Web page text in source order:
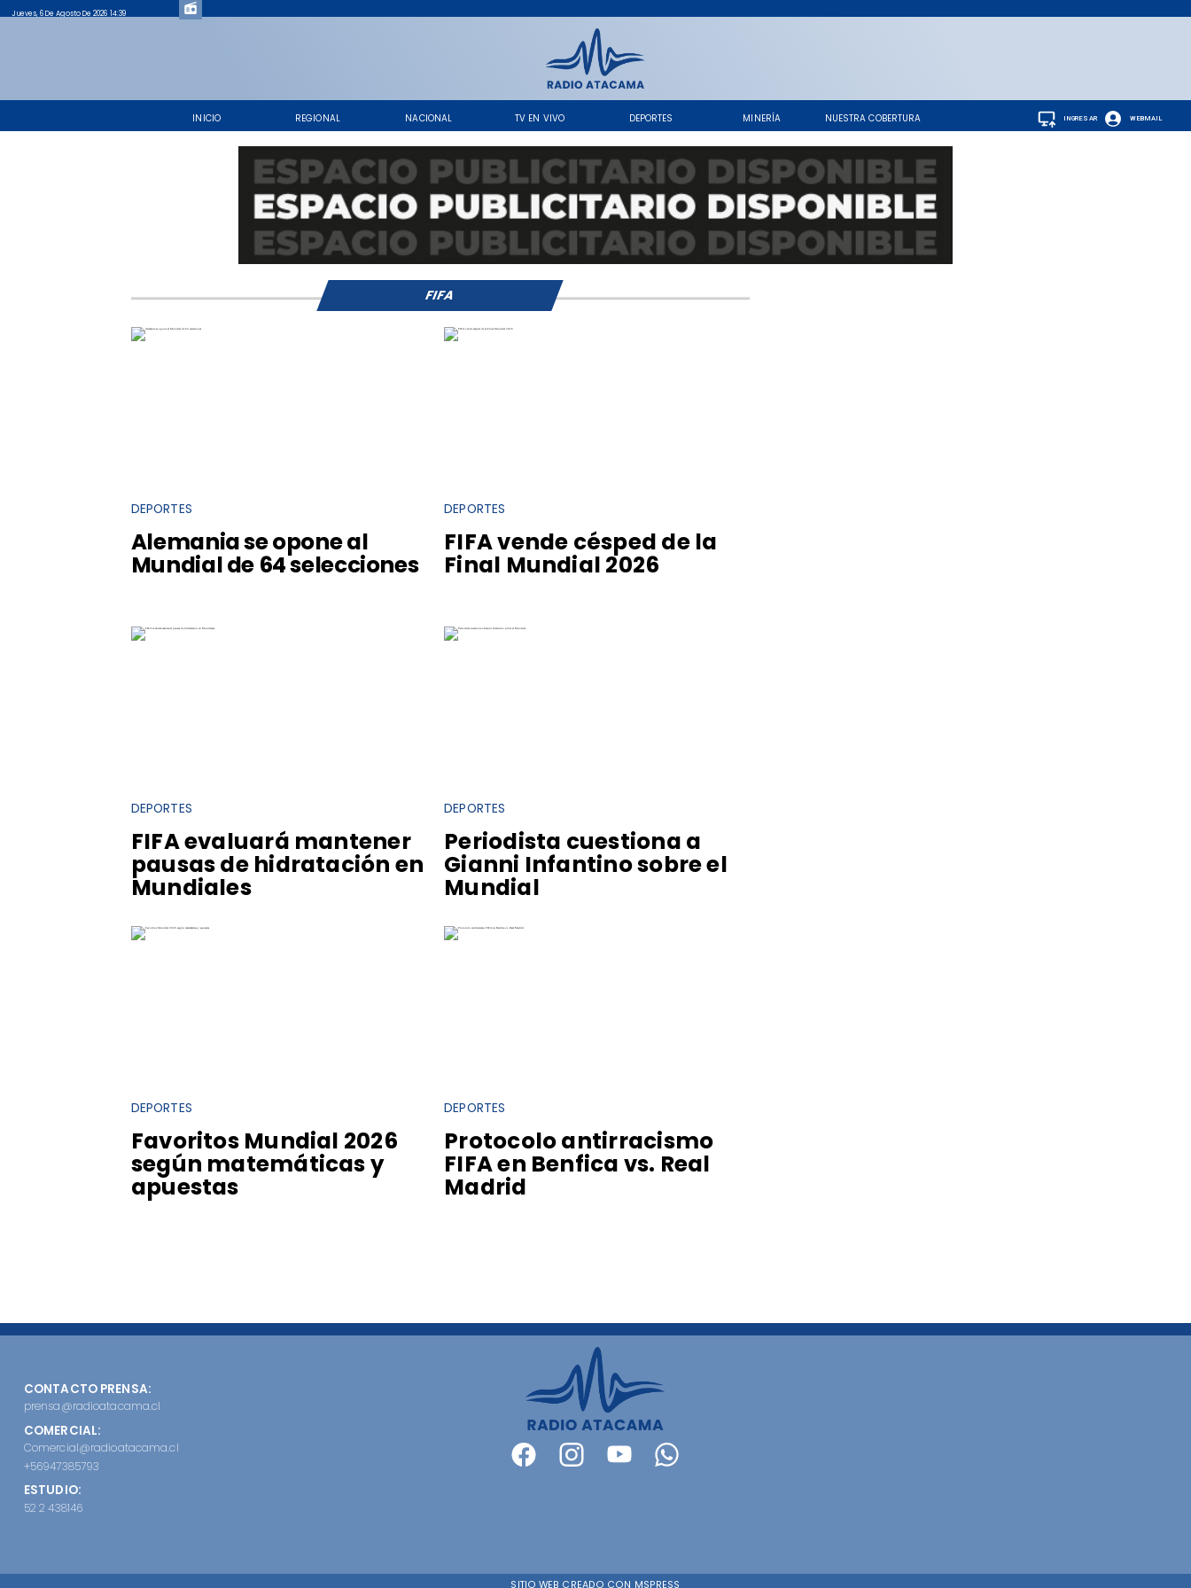
INICIO REGIONAL NACIONAL TV EN VIVO DEPORTES MINERÍA NUESTRA COBERTURA
Jueves, 6 De Agosto De 2026 14:39
WEBMAIL
INGRESAR
DEPORTES
Alemania se opone al
Mundial de 64 selecciones
DEPORTES
FIFA vende césped de la
Final Mundial 2026
DEPORTES
FIFA evaluará mantener
pausas de hidratación en
Mundiales
DEPORTES
Periodista cuestiona a
Gianni Infantino sobre el
Mundial
DEPORTES
Favoritos Mundial 2026
según matemáticas y
apuestas
DEPORTES
Protocolo antirracismo
FIFA en Benfica vs. Real
Madrid
FIFA
SITIO WEB CREADO CON MSPRESS
CONTACTO PRENSA:
COMERCIAL:
+56947385793
prensa@radioatacama.cl
Comercial@radioatacama.cl
ESTUDIO:
52 2 438146